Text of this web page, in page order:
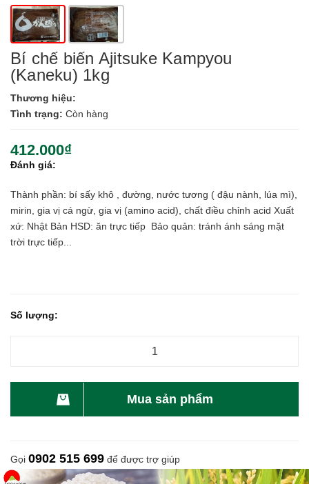
Bí chế biến Ajitsuke Kampyou
(Kaneku) 1kg
Thương hiệu:
Tình trạng: Còn hàng
412.000₫
Đánh giá:
Thành phần: bí sấy khô , đường, nước tương ( đậu nành, lúa mì),
mirin, gia vị cá ngừ, gia vị (amino acid), chất điều chỉnh acid Xuất
xứ: Nhật Bản HSD: ăn trực tiếp Bảo quản: tránh ánh sáng mặt
trời trực tiếp...
Số lượng:
Mua sản phẩm
Gọi 0902 515 699 để được trợ giúp